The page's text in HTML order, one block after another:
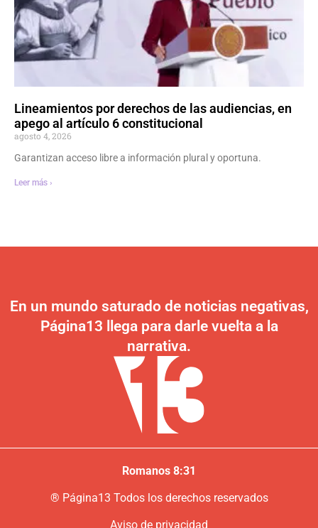
Lineamientos por derechos de las audiencias, en
apego al artículo 6 constitucional
agosto 4, 2026
Garantizan acceso libre a información plural y oportuna.
Leer más ›
En un mundo saturado de noticias negativas,
Página13 llega para darle vuelta a la
narrativa.
Romanos 8:31
® Página13 Todos los derechos reservados
Aviso de privacidad